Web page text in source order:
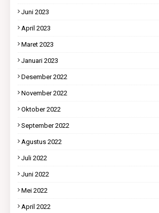
Juni 2023
April 2023
Maret 2023
Januari 2023
Desember 2022
November 2022
Oktober 2022
September 2022
Agustus 2022
Juli 2022
Juni 2022
Mei 2022
April 2022